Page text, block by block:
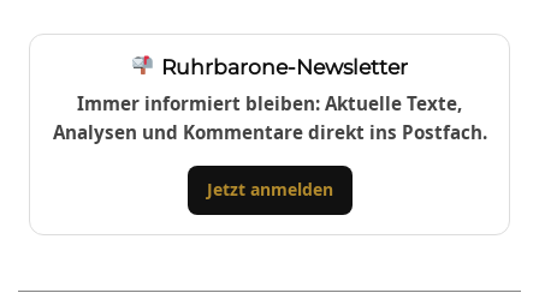
Ruhrbarone-Newsletter
Immer informiert bleiben: Aktuelle Texte,
Analysen und Kommentare direkt ins Postfach.
Jetzt anmelden